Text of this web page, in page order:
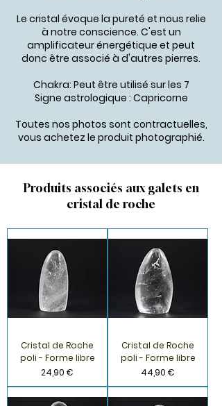
Le cristal évoque la pureté et nous relie
à notre conscience. C'est un
amplificateur énergétique et peut
donc être associé à d'autres pierres.
Chakra: Peut être utilisé sur les 7
Signe astrologique : Capricorne
Toutes nos photos sont contractuelles,
vous achetez le produit photographié.
Produits associés aux galets en
cristal de roche
Cristal de Roche
poli - Forme libre
Prix
24,90 €
Cristal de Roche
poli - Forme libre
Prix
44,90 €